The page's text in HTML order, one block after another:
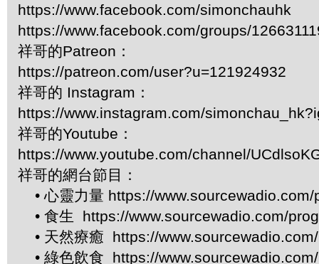
https://www.facebook.com/simonchauhk
https://www.facebook.com/groups/
祥哥的Patreon：
https://patreon.com/user?u=121924932
祥哥的 Instagram：
https://www.instagram.com/
祥哥的Youtube：
https://www.youtube.com/channel/
祥哥的網台節目：
• 心靈力量 https://
• 食生 https://www.sourcewadio.com/
• 天然療癒 https://
• 綠色飲食 https://